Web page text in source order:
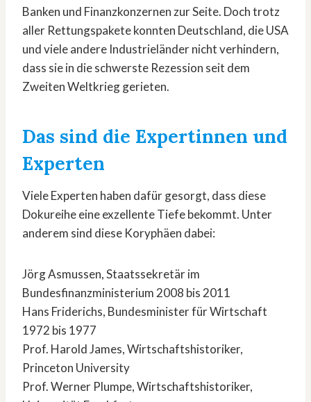
Banken und Finanzkonzernen zur Seite. Doch trotz
aller Rettungspakete konnten Deutschland, die USA
und viele andere Industrieländer nicht verhindern,
dass sie in die schwerste Rezession seit dem
Zweiten Weltkrieg gerieten.
Das sind die Expertinnen und
Experten
Viele Experten haben dafür gesorgt, dass diese
Dokureihe eine exzellente Tiefe bekommt. Unter
anderem sind diese Koryphäen dabei:
Jörg Asmussen, Staatssekretär im
Bundesfinanzministerium 2008 bis 2011
Hans Friderichs, Bundesminister für Wirtschaft
1972 bis 1977
Prof. Harold James, Wirtschaftshistoriker,
Princeton University
Prof. Werner Plumpe, Wirtschaftshistoriker,